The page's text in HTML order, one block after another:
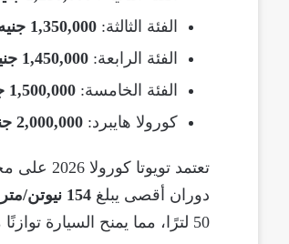
الفئة الثالثة: 1,350,000 جنيه
الفئة الرابعة: 1,450,000 جنيه
الفئة الخامسة: 1,500,000 جنيه
كورولا هايبرد: 2,000,000 جنيه
تعتمد تويوتا كورولا 2026 على محرك رباعي الأسطوانات سعة
دوران أقصى يبلغ 154 نيوتن/متر
50 لترًا، مما يمنح السيارة توازنًا مثاليًا بين الأداء القوي وكفاءة استهلاك الوقود.